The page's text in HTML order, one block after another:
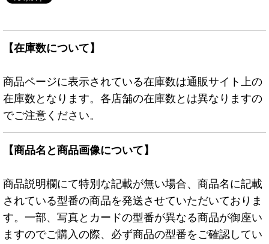
【在庫数について】
商品ページに表示されている在庫数は通販サイト上の
在庫数となります。各店舗の在庫数とは異なりますの
でご注意ください。
【商品名と商品画像について】
商品説明欄にて特別な記載が無い場合、商品名に記載
されている型番の商品を発送させていただいておりま
す。一部、写真とカードの型番が異なる商品が御座い
ますのでご購入の際、必ず商品の型番をご確認してい